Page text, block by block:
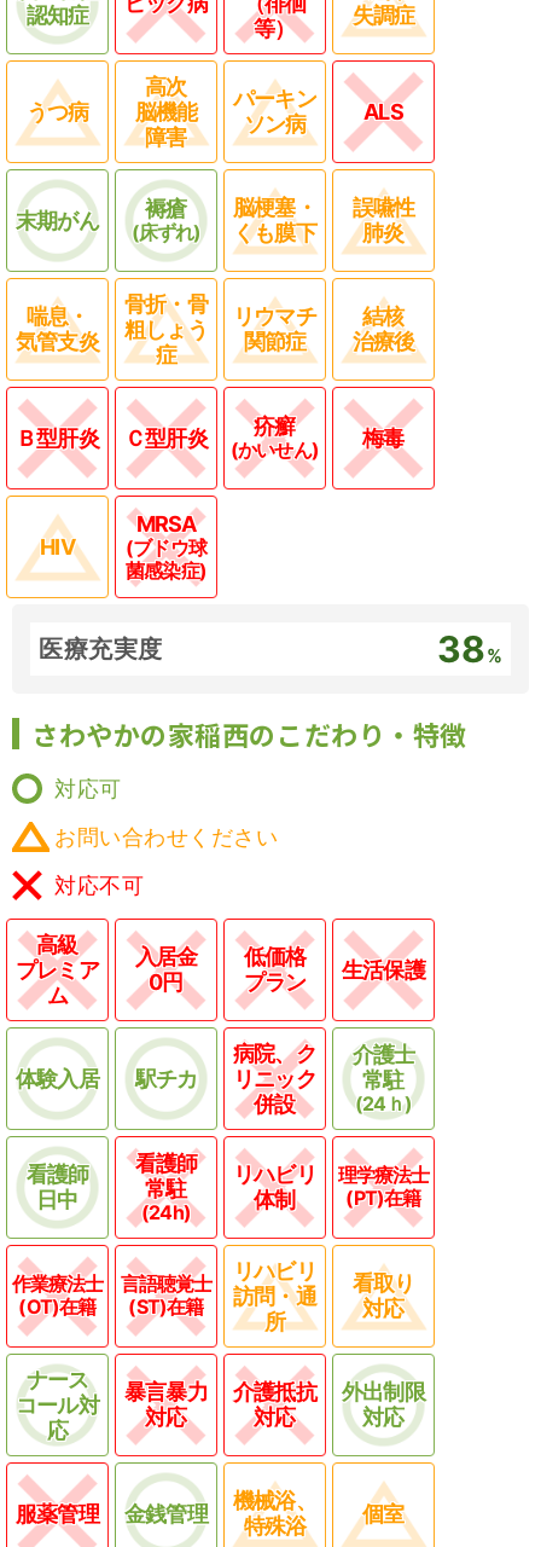
認知症
等）
失調症
うつ病
高次
脳機能
障害
パーキン
ソン病
ALS
末期がん 褥瘡
(床ずれ)
脳梗塞・
くも膜下
誤嚥性
肺炎
喘息・
気管支炎
骨折・骨
粗しょう
症
リウマチ
関節症
結核
治療後
Ｂ型肝炎 Ｃ型肝炎 疥癬
(かいせん) 梅毒
HIV
MRSA
(ブドウ球
菌感染症)
医療充実度 38%
さわやかの家稲西のこだわり・特徴
対応可
お問い合わせください
対応不可
高級
プレミア
ム
入居金
0円
低価格
プラン
生活保護
体験入居 駅チカ
病院、ク
リニック
併設
介護士
常駐
(24ｈ)
看護師
日中
看護師
常駐
(24h)
リハビリ
体制
理学療法士
(PT)在籍
作業療法士
(OT)在籍
言語聴覚士
(ST)在籍
リハビリ
訪問・通
所
看取り
対応
ナース
コール対
応
暴言暴力
対応
介護抵抗
対応
外出制限
対応
服薬管理 金銭管理
機械浴、
特殊浴
個室